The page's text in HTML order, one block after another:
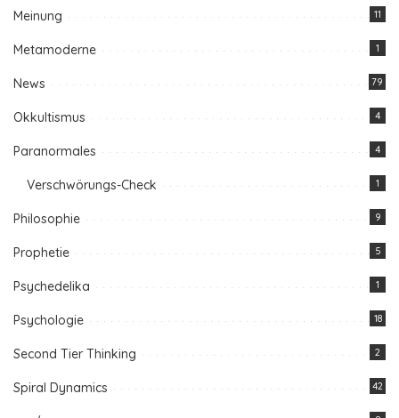
Meinung 11
Metamoderne 1
News 79
Okkultismus 4
Paranormales 4
Verschwörungs-Check 1
Philosophie 9
Prophetie 5
Psychedelika 1
Psychologie 18
Second Tier Thinking 2
Spiral Dynamics 42